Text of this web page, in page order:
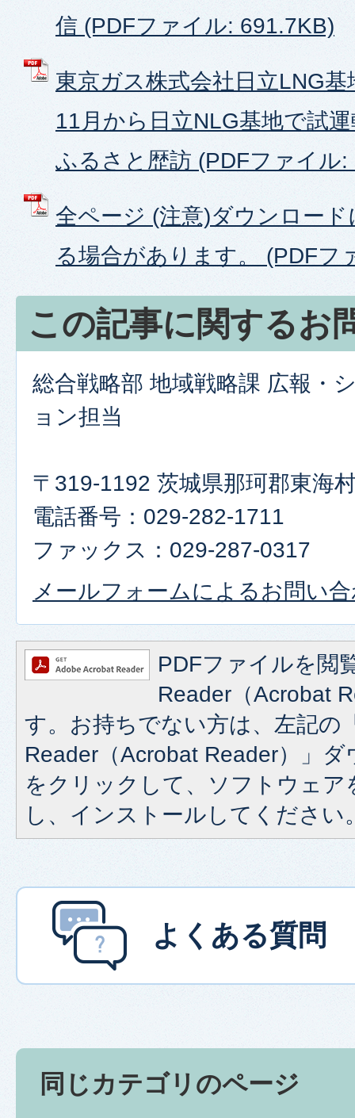
信 (PDFファイル: 691.7KB)
東京ガス株式会社日立LNG
11月から日立NLG基地で試
ふるさと歴訪 (PDFファイル:
全ページ (注意)ダウンロー
る場合があります。 (PDFフ
この記事に関するお
総合戦略部 地域戦略課 広報・
ョン担当
〒319-1192 茨城県那珂郡東海
電話番号：029-282-1711
ファックス：029-287-0317
メールフォームによるお問い
PDFファイルを閲
Reader（Acrobat
す。お持ちでない方は、左記の
Reader（Acrobat Reader）」
をクリックして、ソフトウェア
し、インストールしてください
よくある質問
同じカテゴリのページ